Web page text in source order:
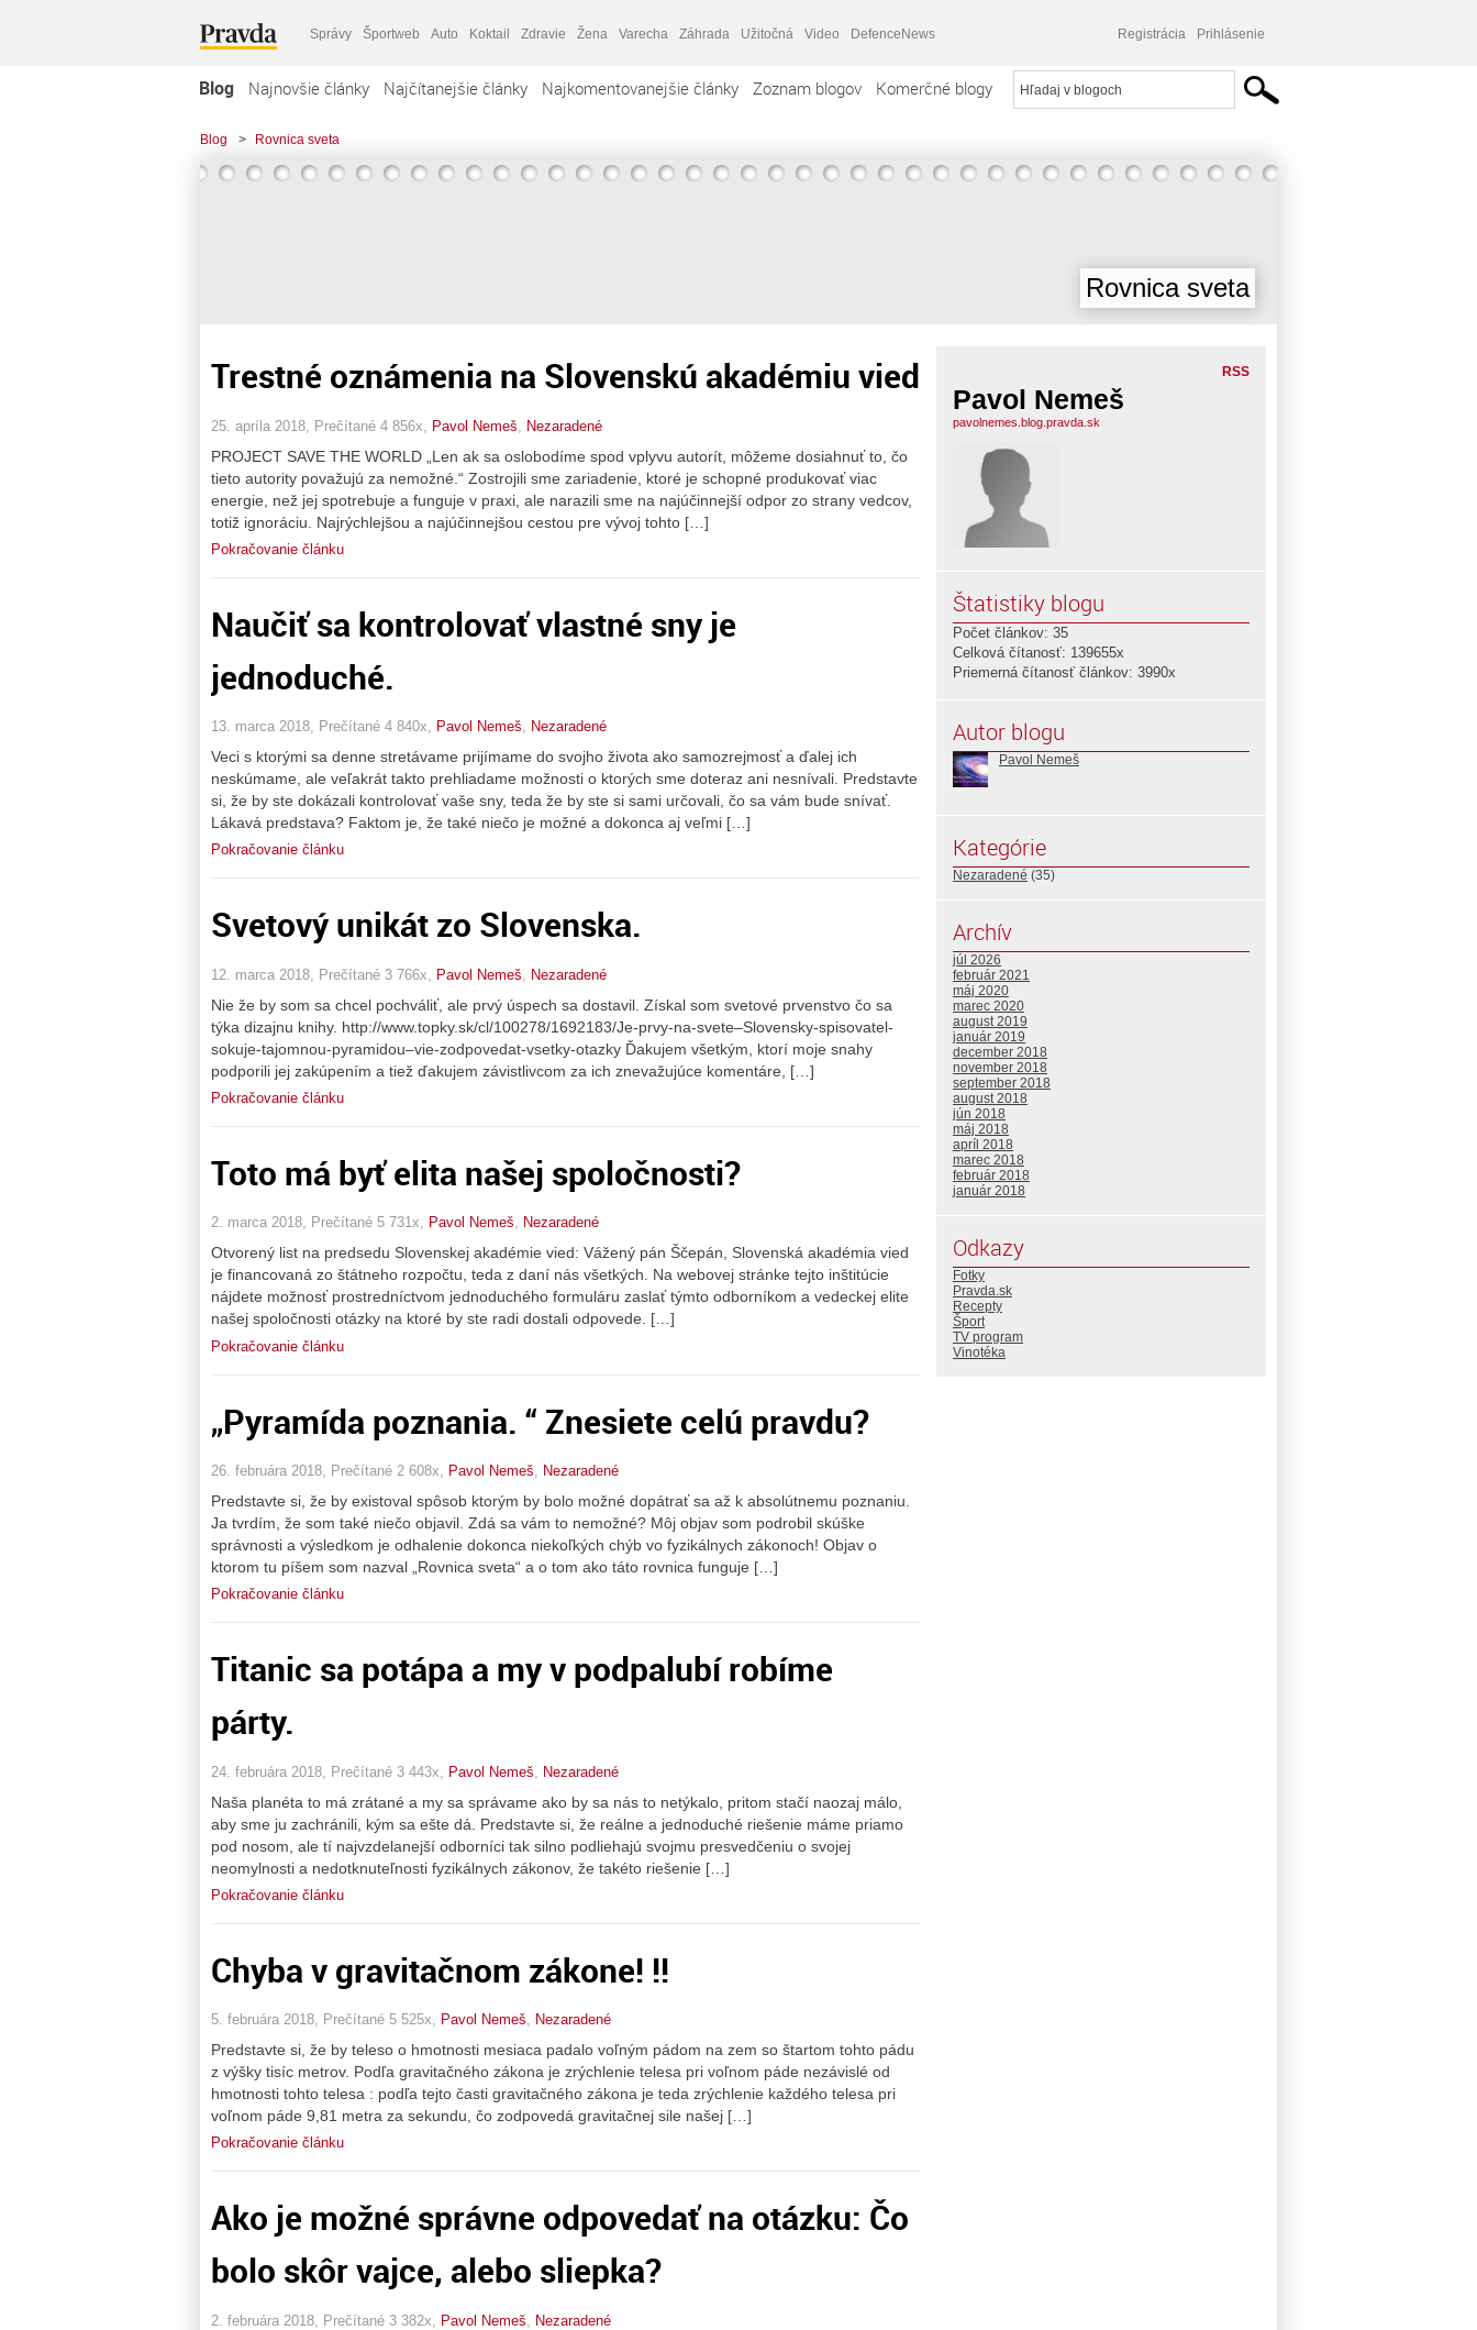
Správy Športweb Auto Koktail Zdravie Žena Varecha Záhrada Užitočná Video DefenceNews Registrácia Prihlásenie
Blog Najnovšie články Najčítanejšie články Najkomentovanejšie články Zoznam blogov Komerčné blogy
Blog > Rovnica sveta
Rovnica sveta
Trestné oznámenia na Slovenskú akadémiu vied
25. apríla 2018, Prečítané 4 856x, Pavol Nemeš Nezaradené
PROJECT SAVE THE WORLD „Len ak sa oslobodíme spod vplyvu autorít, môžeme dosiahnuť to, čo
tieto autority považujú za nemožné.“ Zostrojili sme zariadenie, ktoré je schopné produkovať viac
energie, než jej spotrebuje a funguje v praxi, ale narazili sme na najúčinnejší odpor zo strany vedcov,
totiž ignoráciu. Najrýchlejšou a najúčinnejšou cestou pre vývoj tohto […]
Pokračovanie článku
Naučiť sa kontrolovať vlastné sny je
jednoduché.
13. marca 2018, Prečítané 4 840x, Pavol Nemeš, Nezaradené
Veci s ktorými sa denne stretávame prijímame do svojho života ako samozrejmosť a ďalej ich
neskúmame, ale veľakrát takto prehliadame možnosti o ktorých sme doteraz ani nesnívali. Predstavte
si, že by ste dokázali kontrolovať vaše sny, teda že by ste si sami určovali, čo sa vám bude snívať.
Lákavá predstava? Faktom je, že také niečo je možné a dokonca aj veľmi […]
Pokračovanie článku
Svetový unikát zo Slovenska.
12. marca 2018, Prečítané 3 766x, Pavol Nemeš Nezaradené
Nie že by som sa chcel pochváliť, ale prvý úspech sa dostavil. Získal som svetové prvenstvo čo sa
týka dizajnu knihy. http://www.topky.sk/cl/100278/1692183/Je-prvy-na-svete–Slovensky-spisovatel-
sokuje-tajomnou-pyramidou–vie-zodpovedat-vsetky-otazky Ďakujem všetkým, ktorí moje snahy
podporili jej zakúpením a tiež ďakujem závistlivcom za ich znevažujúce komentáre, […]
Pokračovanie článku
Toto má byť elita našej spoločnosti?
2. marca 2018, Prečítané 5 731x, Pavol Nemeš, Nezaradené
Otvorený list na predsedu Slovenskej akadémie vied: Vážený pán Ščepán, Slovenská akadémia vied
je financovaná zo štátneho rozpočtu, teda z daní nás všetkých. Na webovej stránke tejto inštitúcie
nájdete možnosť prostredníctvom jednoduchého formuláru zaslať týmto odborníkom a vedeckej elite
našej spoločnosti otázky na ktoré by ste radi dostali odpovede. […]
Pokračovanie článku
„Pyramída poznania. “ Znesiete celú pravdu?
26. februára 2018, Prečítané 2 608x, Pavol Nemeš, Nezaradené
Predstavte si, že by existoval spôsob ktorým by bolo možné dopátrať sa až k absolútnemu poznaniu.
Ja tvrdím, že som také niečo objavil. Zdá sa vám to nemožné? Môj objav som podrobil skúške
správnosti a výsledkom je odhalenie dokonca niekoľkých chýb vo fyzikálnych zákonoch! Objav o
ktorom tu píšem som nazval „Rovnica sveta“ a o tom ako táto rovnica funguje […]
Pokračovanie článku
Titanic sa potápa a my v podpalubí robíme
párty.
24. februára 2018, Prečítané 3 443x, Pavol Nemeš Nezaradené
Naša planéta to má zrátané a my sa správame ako by sa nás to netýkalo, pritom stačí naozaj málo,
aby sme ju zachránili, kým sa ešte dá. Predstavte si, že reálne a jednoduché riešenie máme priamo
pod nosom, ale tí najvzdelanejší odborníci tak silno podliehajú svojmu presvedčeniu o svojej
neomylnosti a nedotknuteľnosti fyzikálnych zákonov, že takéto riešenie […]
Pokračovanie článku
Chyba v gravitačnom zákone! !!
5. februára 2018, Prečítané 5 525x, Pavol Nemeš, Nezaradené
Predstavte si, že by teleso o hmotnosti mesiaca padalo voľným pádom na zem so štartom tohto pádu
z výšky tisíc metrov. Podľa gravitačného zákona je zrýchlenie telesa pri voľnom páde nezávislé od
hmotnosti tohto telesa : podľa tejto časti gravitačného zákona je teda zrýchlenie každého telesa pri
voľnom páde 9,81 metra za sekundu, čo zodpovedá gravitačnej sile našej […]
Pokračovanie článku
Ako je možné správne odpovedať na otázku: Čo
bolo skôr vajce, alebo sliepka?
2. februára 2018, Prečítané 3 382x, Pavol Nemeš Nezaradené
RSS
Pavol Nemeš
pavolnemes.blog.pravda.sk
Štatistiky blogu
Počet článkov: 35
Celková čítanosť: 139655x
Priemerná čítanosť článkov: 3990x
Autor blogu
Pavol Nemeš
Kategórie
Nezaradené (35)
Archív
júl 2026
február 2021
máj 2020
marec 2020
august 2019
január 2019
december 2018
november 2018
september 2018
august 2018
jún 2018
máj 2018
apríl 2018
marec 2018
február 2018
január 2018
Odkazy
Fotky
Pravda.sk
Recepty
Šport
TV program
Vinotéka